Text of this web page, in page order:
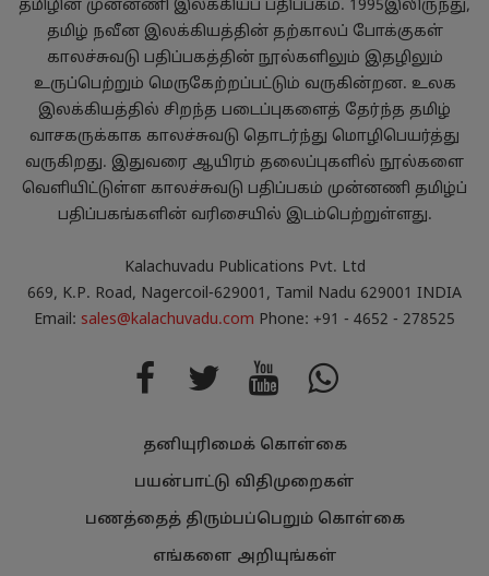
தமிழின் முன்னணி இலக்கியப் பதிப்பகம். 1995இலிருந்து,
தமிழ் நவீன இலக்கியத்தின் தற்காலப் போக்குகள்
காலச்சுவடு பதிப்பகத்தின் நூல்களிலும் இதழிலும்
உருப்பெற்றும் மெருகேற்றப்பட்டும் வருகின்றன. உலக
இலக்கியத்தில் சிறந்த படைப்புகளைத் தேர்ந்த தமிழ்
வாசகருக்காக காலச்சுவடு தொடர்ந்து மொழிபெயர்த்து
வருகிறது. இதுவரை ஆயிரம் தலைப்புகளில் நூல்களை
வெளியிட்டுள்ள காலச்சுவடு பதிப்பகம் முன்னணி தமிழ்ப்
பதிப்பகங்களின் வரிசையில் இடம்பெற்றுள்ளது.
Kalachuvadu Publications Pvt. Ltd
669, K.P. Road, Nagercoil-629001, Tamil Nadu 629001 INDIA
Email: sales@kalachuvadu.com Phone: +91 - 4652 - 278525
தனியுரிமைக் கொள்கை
பயன்பாட்டு விதிமுறைகள்
பணத்தைத் திரும்பப்பெறும் கொள்கை
எங்களை அறியுங்கள்